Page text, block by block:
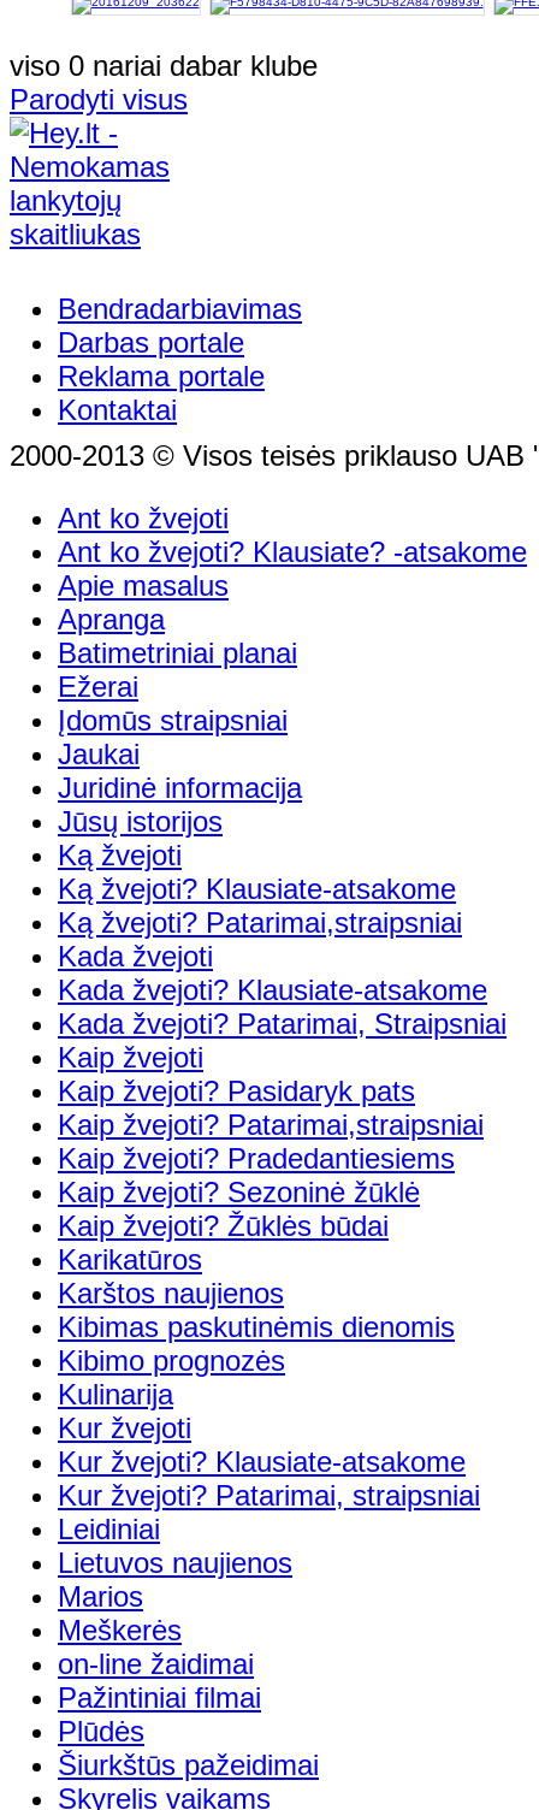
viso 0 nariai dabar klube
Parodyti visus
Bendradarbiavimas
Darbas portale
Reklama portale
Kontaktai
2000-2013 © Visos teisės priklauso UAB
Ant ko žvejoti
Ant ko žvejoti? Klausiate? -atsakome
Apie masalus
Apranga
Batimetriniai planai
Ežerai
Įdomūs straipsniai
Jaukai
Juridinė informacija
Jūsų istorijos
Ką žvejoti
Ką žvejoti? Klausiate-atsakome
Ką žvejoti? Patarimai,straipsniai
Kada žvejoti
Kada žvejoti? Klausiate-atsakome
Kada žvejoti? Patarimai, Straipsniai
Kaip žvejoti
Kaip žvejoti? Pasidaryk pats
Kaip žvejoti? Patarimai,straipsniai
Kaip žvejoti? Pradedantiesiems
Kaip žvejoti? Sezoninė žūklė
Kaip žvejoti? Žūklės būdai
Karikatūros
Karštos naujienos
Kibimas paskutinėmis dienomis
Kibimo prognozės
Kulinarija
Kur žvejoti
Kur žvejoti? Klausiate-atsakome
Kur žvejoti? Patarimai, straipsniai
Leidiniai
Lietuvos naujienos
Marios
Meškerės
on-line žaidimai
Pažintiniai filmai
Plūdės
Šiurkštūs pažeidimai
Skyrelis vaikams